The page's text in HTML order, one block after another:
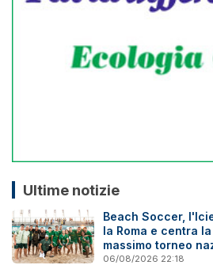
Ultime notizie
Beach Soccer,
la Roma e centra
massimo torneo
06/08/2026 22:18